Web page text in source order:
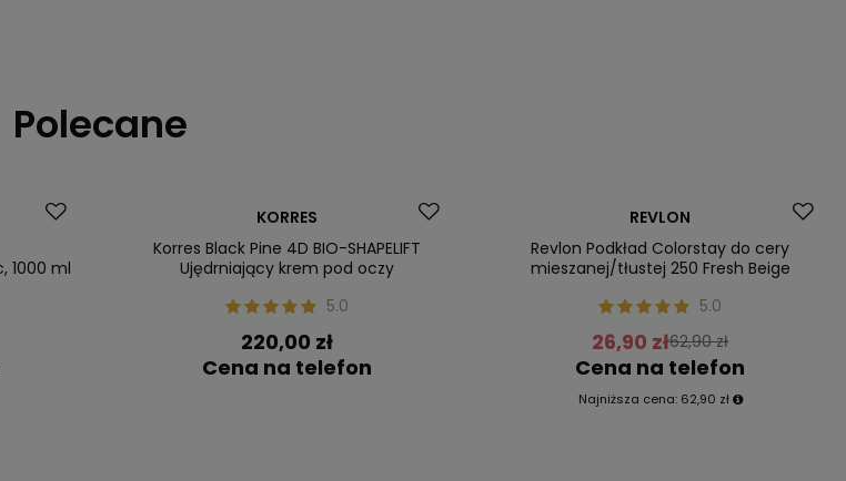
Polecane
1000 ml
KORRES
Korres Black Pine 4D BIO-SHAPELIFT
Ujędrniający krem pod oczy
5.0
220,00 zł
Cena na telefon
REVLON
Revlon Podkład Colorstay do cery
mieszanej/tłustej 250 Fresh Beige
5.0
26,90 zł62,90 zł
Cena na telefon
Najniższa cena: 62,90 zł